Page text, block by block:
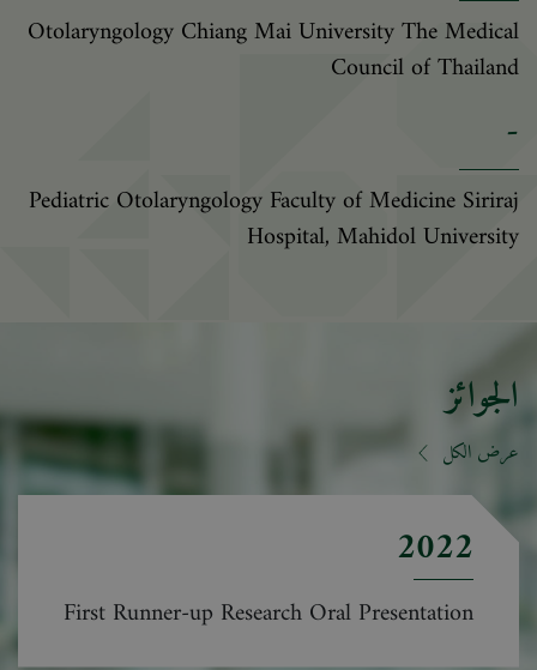
Otolaryngology Chiang Mai University The Medical
Council of Thailand
-
Pediatric Otolaryngology Faculty of Medicine Siriraj
Hospital, Mahidol University
الجوائز
عرض الكل
2022
First Runner-up Research Oral Presentation